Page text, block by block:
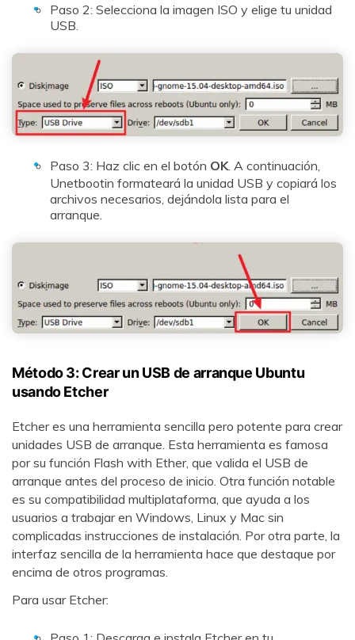
Reparador de Fotos con IA
Arregla fotos dañadas, mejora su nitidez y revive tus
Paso 2: Selecciona la imagen ISO y elige tu unidad
USB.
Paso 3: Haz clic en el botón OK. A continuación,
Unetbootin formateará la unidad USB y copiará los
archivos necesarios, dejándola lista para el
arranque.
Método 3: Crear un USB de arranque Ubuntu
usando Etcher
Etcher es una herramienta sencilla pero potente para crear
unidades USB de arranque. Esta herramienta es famosa
por su función Flash with Ether, que valida el USB de
arranque antes del proceso de inicio. Otra función notable
es su compatibilidad multiplataforma, que ayuda a los
usuarios a trabajar en Windows, Linux y Mac sin
complicadas instrucciones de instalación. Por otra parte, la
interfaz sencilla de la herramienta hace que destaque por
encima de otros programas.
Para usar Etcher: